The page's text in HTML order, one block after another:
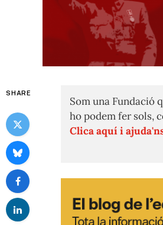
SHARE
Som una Fundació
ho podem fer sols,
Clica aquí i